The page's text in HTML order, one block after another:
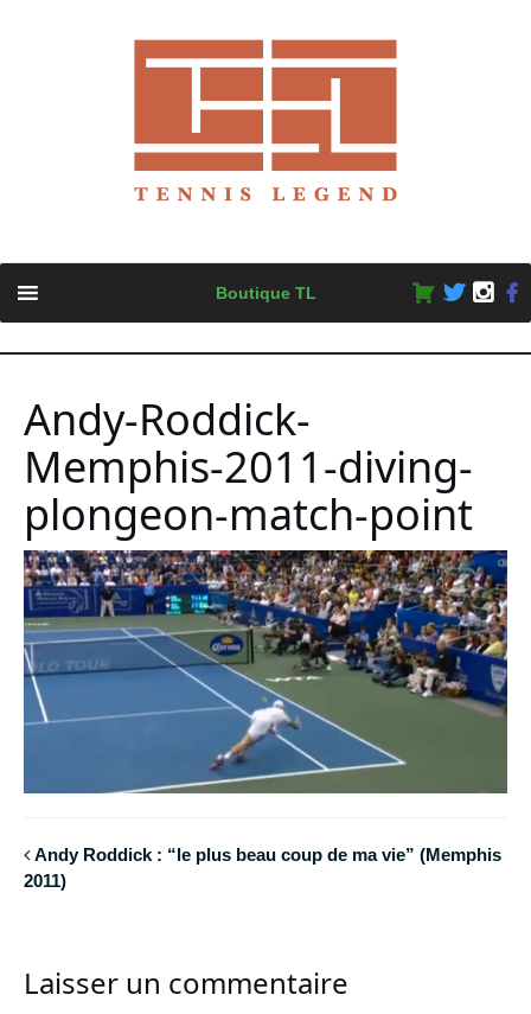
content
Boutique TL
Andy-Roddick-
Memphis-2011-diving-
plongeon-match-point
Andy Roddick : “le plus beau coup de ma vie” (Memphis
2011)
Laisser un commentaire